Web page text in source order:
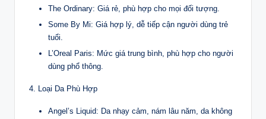
The Ordinary: Giá rẻ, phù hợp cho mọi đối tượng.
Some By Mi: Giá hợp lý, dễ tiếp cận người dùng trẻ
tuổi.
L’Oreal Paris: Mức giá trung bình, phù hợp cho người
dùng phổ thông.
4. Loại Da Phù Hợp
Angel’s Liquid: Da nhạy cảm, nám lâu năm, da không